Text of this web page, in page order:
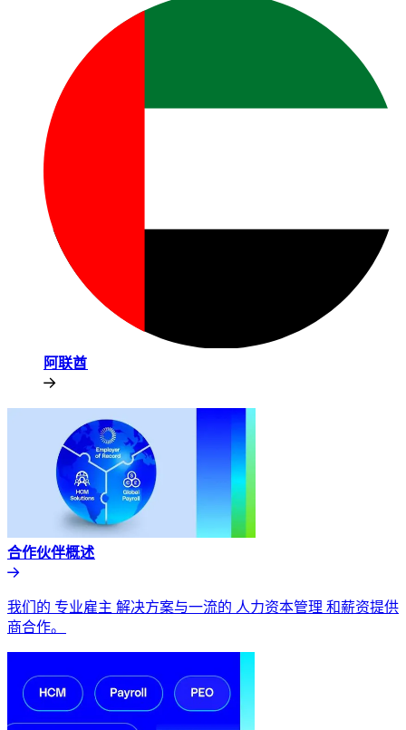
阿联酋​​
合作伙伴概述​​
我们的 专业雇主 解决方案与一流的 人力资本管理 和薪资提供
商合作。​​